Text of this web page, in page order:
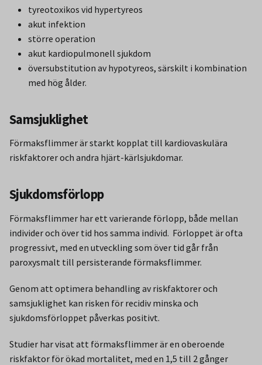
tyreotoxikos vid hypertyreos
akut infektion
större operation
akut kardiopulmonell sjukdom
översubstitution av hypotyreos, särskilt i kombination
med hög ålder.
Samsjuklighet
Förmaksflimmer är starkt kopplat till kardiovaskulära
riskfaktorer och andra hjärt-kärlsjukdomar.
Sjukdomsförlopp
Förmaksflimmer har ett varierande förlopp, både mellan
individer och över tid hos samma individ. Förloppet är ofta
progressivt, med en utveckling som över tid går från
paroxysmalt till persisterande förmaksflimmer.
Genom att optimera behandling av riskfaktorer och
samsjuklighet kan risken för recidiv minska och
sjukdomsförloppet påverkas positivt.
Studier har visat att förmaksflimmer är en oberoende
riskfaktor för ökad mortalitet, med en 1,5 till 2 gånger